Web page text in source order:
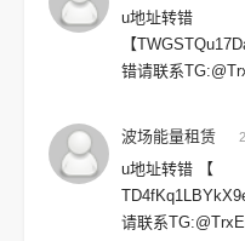
u地址转错
【
错请联系
波场能量租赁
u地址转错 【
请联系